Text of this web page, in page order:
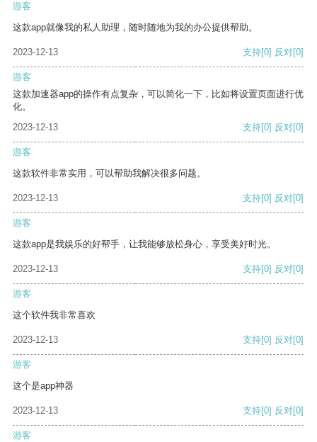
游客
这款app就像我的私人助理，随时随地为我的办公提供帮助。
2023-12-13 支持[0] 反对[0]
游客
这款加速器app的操作有点复杂，可以简化一下，比如将设置页面进行优
化。
2023-12-13
支持[0] 反对[0]
游客
这款软件非常实用，可以帮助我解决很多问题。
2023-12-13 支持[0] 反对[0]
游客
这款app是我娱乐的好帮手，让我能够放松身心，享受美好时光。
2023-12-13 支持[0] 反对[0]
游客
这个软件我非常喜欢
2023-12-13 支持[0] 反对[0]
游客
这个是app神器
2023-12-13 支持[0] 反对[0]
游客